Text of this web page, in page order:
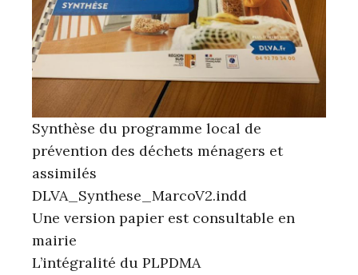
Synthèse du programme local de
prévention des déchets ménagers et
assimilés
DLVA_Synthese_MarcoV2.indd
Une version papier est consultable en
mairie
L’intégralité du PLPDMA